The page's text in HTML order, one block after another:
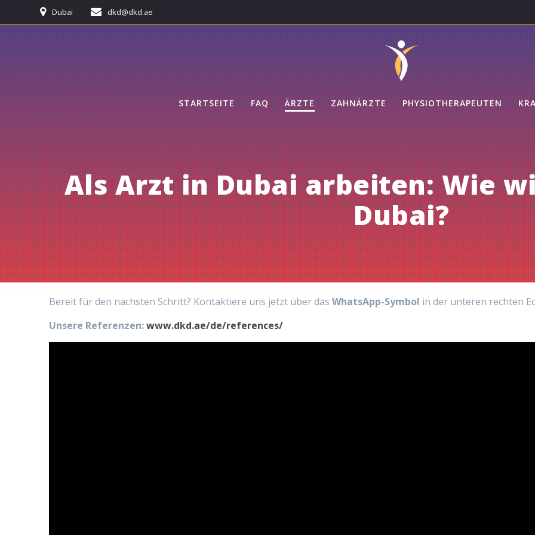
to
content
Dubai dkd@dkd.ae
STARTSEITE FAQ ÄRZTE ZAHNÄRZTE PHYSIOTHERAPEUTEN
Als Arzt in Dubai arbeiten: Wie
Dubai?
Bereit für den nächsten Schritt? Kontaktiere uns jetzt über dasWhatsApp-Symbol in der unteren rechten
Unsere Referenzen:www.dkd.ae/de/references/